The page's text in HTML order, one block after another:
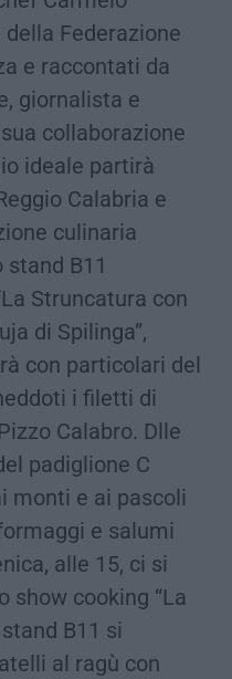
Federazione
e raccontati da
giornalista e
collaborazione
ideale partirà
Calabria e
culinaria
stand B11
Struncatura con
di Spilinga”,
con particolari del
i filetti di
Calabro. Dlle
padiglione C
monti e ai pascoli
e salumi
alle 15, ci si
show cooking “La
B11 si
al ragù con